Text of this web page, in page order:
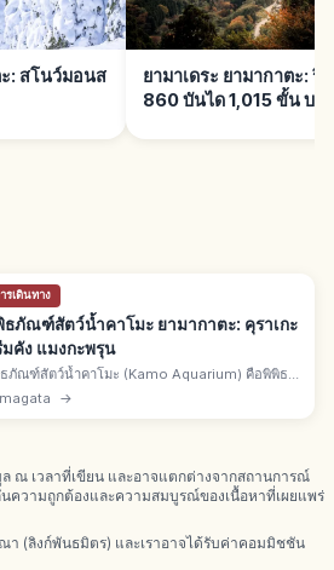
: สโนว์มอนส
ยามาเดระ ยามากาตะ: ริ
860 บันได 1,015 ขั้น บา
รเดินทาง
ภัณฑ์สัตว์น้ำคาโมะ ยามากาตะ: คุราเกะ
มคัง แมงกะพรุน
ภัณฑ์สัตว์น้ำคาโมะ (Kamo Aquarium) คือพิพิธ
สึรุโอกะ จ.ยามากาตะ ฉายา คุราเกะดรีมคัง แสดง
งกะพรุนเป็นหลัก ตู้คุราเกะดรีมเธียเตอร์ สิ่งมีชีวิต
→
ณ เวลาที่เขียน และอาจแตกต่างจากสถานการณ์
ความถูกต้องและความสมบูรณ์ของเนื้อหาที่เผยแพร่
(ลิงก์พันธมิตร) และเราอาจได้รับค่าคอมมิชชัน